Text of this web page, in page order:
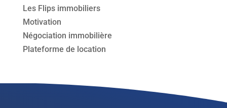
Les Flips immobiliers
Motivation
Négociation immobilière
Plateforme de location